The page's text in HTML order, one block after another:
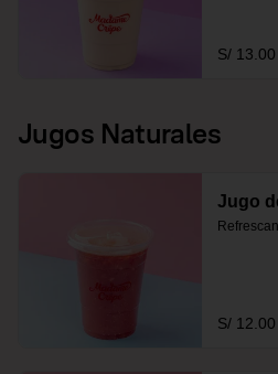
S/ 13.00
Jugos Naturales
Jugo
S/ 12.00